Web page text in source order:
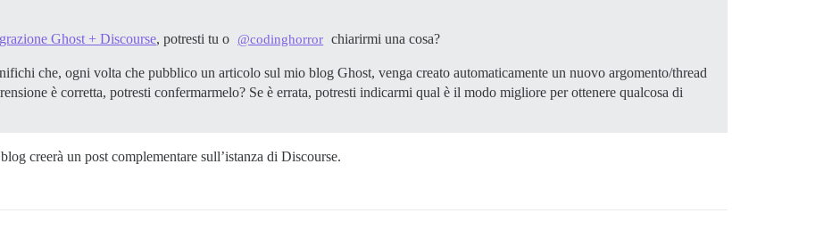
Ghost + Discourse, potresti tu o @codinghorror chiarirmi una cosa?
che, ogni volta che pubblico un articolo sul mio blog Ghost, venga creato automaticamente un nuovo argomento/thread
è corretta, potresti confermarmelo? Se è errata, potresti indicarmi qual è il modo migliore per ottenere qualcosa di
creerà un post complementare sull’istanza di Discourse.